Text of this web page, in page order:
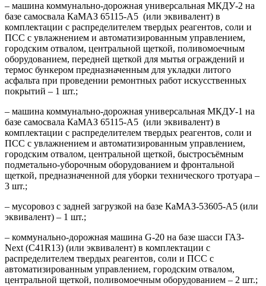
– машина коммунально-дорожная универсальная МКДУ-2 на
базе самосвала КаМАЗ 65115-А5 (или эквивалент) в
комплектации с распределителем твердых реагентов, соли и
ПСС с увлажнением и автоматизированным управлением,
городским отвалом, центральной щеткой, поливомоечным
оборудованием, передней щеткой для мытья ограждений и
термос бункером предназначенным для укладки литого
асфальта при проведении ремонтных работ искусственных
покрытий – 1 шт.;
– машина коммунально-дорожная универсальная МКДУ-1 на
базе самосвала КаМАЗ 65115-А5 (или эквивалент) в
комплектации с распределителем твердых реагентов, соли и
ПСС с увлажнением и автоматизированным управлением,
городским отвалом, центральной щеткой, быстросъёмным
подметально-уборочным оборудованием и фронтальной
щеткой, предназначенной для уборки технического тротуара –
3 шт.;
– мусоровоз с задней загрузкой на базе КаМАЗ-53605-А5 (или
эквивалент) – 1 шт.;
– коммунально-дорожная машина G-20 на базе шасси ГАЗ-
Next (С41R13) (или эквивалент) в комплектации с
распределителем твердых реагентов, соли и ПСС с
автоматизированным управлением, городским отвалом,
центральной щеткой, поливомоечным оборудованием – 2 шт.;